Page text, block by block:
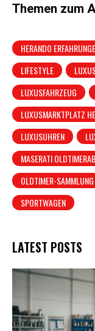
Themen zum
HERANDO
LIFESTYLE
LUXUSFAHRZEUG
LUXUSMARKTPLATZ
LUXUSUHREN
MASERATI
OLDTIMER-SAMMLUNG
SPORTWAGEN
LATEST POSTS